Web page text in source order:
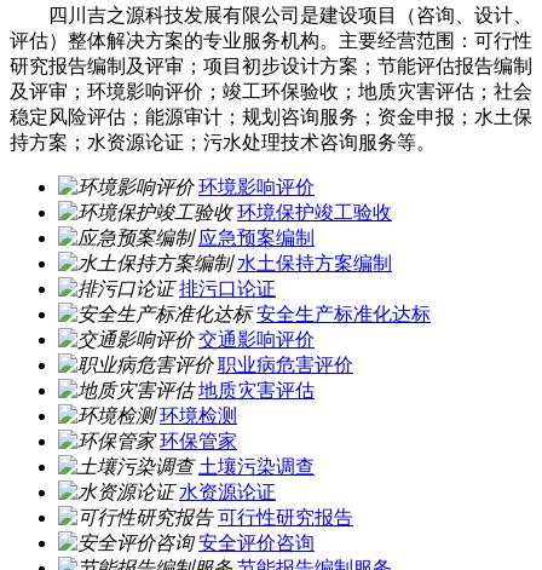
四川吉之源科技发展有限公司是建设项目（咨询、设计、
评估）整体解决方案的专业服务机构。主要经营范围：可行性
研究报告编制及评审；项目初步设计方案；节能评估报告编制
及评审；环境影响评价；竣工环保验收；地质灾害评估；社会
稳定风险评估；能源审计；规划咨询服务；资金申报；水土保
持方案；水资源论证；污水处理技术咨询服务等。
环境影响评价
环境保护竣工验收
应急预案编制
水土保持方案编制
排污口论证
安全生产标准化达标
交通影响评价
职业病危害评价
地质灾害评估
环境检测
环保管家
土壤污染调查
水资源论证
可行性研究报告
安全评价咨询